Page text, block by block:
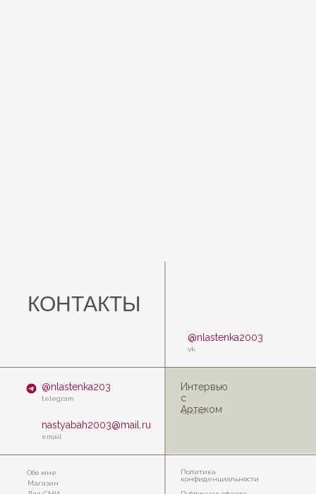
КОНТАКТЫ
@nlastenka2003
vk
@nlastenka203
telegram
nastyabah2003@mail.ru
email
Интервью
с
Артеком
читать
Обо мне
Магазин
Политика
конфиденциальности